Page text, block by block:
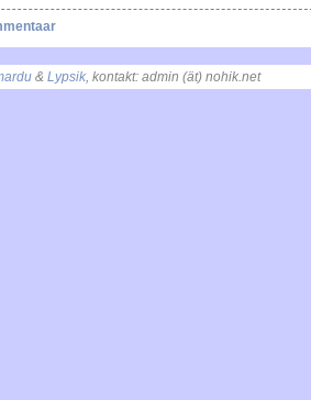
& Lypsik, kontakt: admin (ät) nohik.net, t =